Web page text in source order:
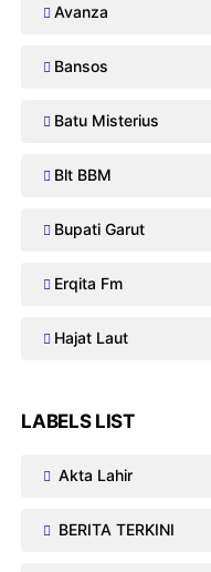
Avanza
Bansos
Batu Misterius
Blt BBM
Bupati Garut
Erqita Fm
Hajat Laut
LABELS LIST
Akta Lahir
BERITA TERKINI